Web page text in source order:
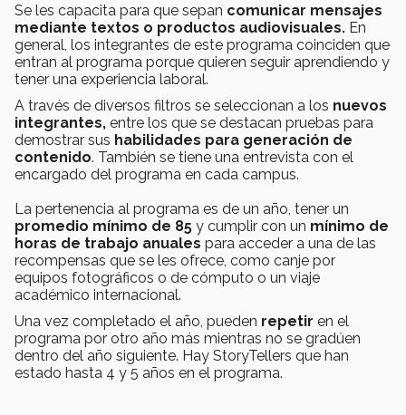
Se les capacita para que sepan comunicar mensajes
mediante textos o productos audiovisuales. En
general, los integrantes de este programa coinciden que
entran al programa porque quieren seguir aprendiendo y
tener una experiencia laboral.
A través de diversos filtros se seleccionan a los nuevos
integrantes, entre los que se destacan pruebas para
demostrar sus habilidades para generación de
contenido. También se tiene una entrevista con el
encargado del programa en cada campus.
La pertenencia al programa es de un año, tener un
promedio mínimo de 85 y cumplir con un mínimo de
horas de trabajo anuales para acceder a una de las
recompensas que se les ofrece, como canje por
equipos fotográficos o de cómputo o un viaje
académico internacional.
Una vez completado el año, pueden repetir en el
programa por otro año más mientras no se gradúen
dentro del año siguiente. Hay StoryTellers que han
estado hasta 4 y 5 años en el programa.